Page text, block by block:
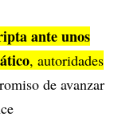
ante unos
, autoridades
de avanzar